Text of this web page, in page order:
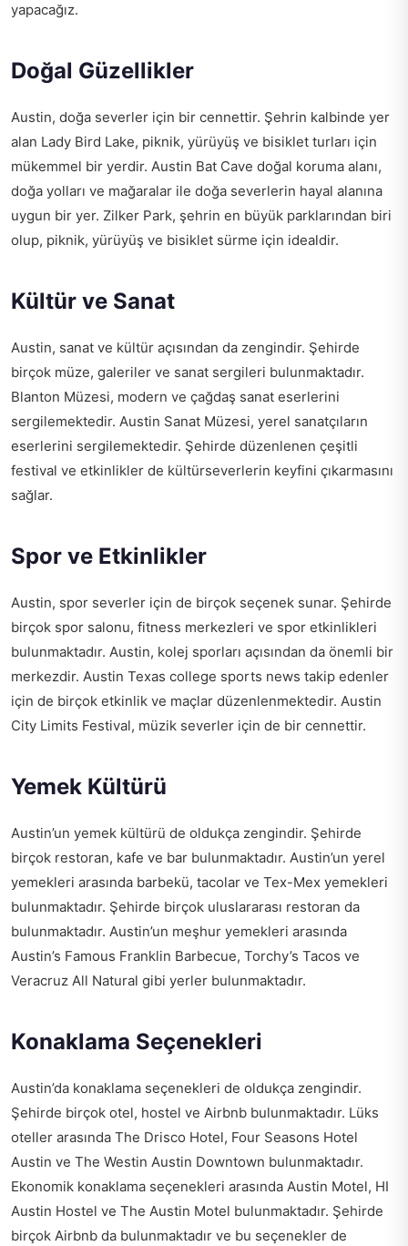
yapacağız.
Doğal Güzellikler
Austin, doğa severler için bir cennettir. Şehrin kalbinde yer
alan Lady Bird Lake, piknik, yürüyüş ve bisiklet turları için
mükemmel bir yerdir. Austin Bat Cave doğal koruma alanı,
doğa yolları ve mağaralar ile doğa severlerin hayal alanına
uygun bir yer. Zilker Park, şehrin en büyük parklarından biri
olup, piknik, yürüyüş ve bisiklet sürme için idealdir.
Kültür ve Sanat
Austin, sanat ve kültür açısından da zengindir. Şehirde
birçok müze, galeriler ve sanat sergileri bulunmaktadır.
Blanton Müzesi, modern ve çağdaş sanat eserlerini
sergilemektedir. Austin Sanat Müzesi, yerel sanatçıların
eserlerini sergilemektedir. Şehirde düzenlenen çeşitli
festival ve etkinlikler de kültürseverlerin keyfini çıkarmasını
sağlar.
Spor ve Etkinlikler
Austin, spor severler için de birçok seçenek sunar. Şehirde
birçok spor salonu, fitness merkezleri ve spor etkinlikleri
bulunmaktadır. Austin, kolej sporları açısından da önemli bir
merkezdir. Austin Texas college sports news takip edenler
için de birçok etkinlik ve maçlar düzenlenmektedir. Austin
City Limits Festival, müzik severler için de bir cennettir.
Yemek Kültürü
Austin’un yemek kültürü de oldukça zengindir. Şehirde
birçok restoran, kafe ve bar bulunmaktadır. Austin’un yerel
yemekleri arasında barbekü, tacolar ve Tex-Mex yemekleri
bulunmaktadır. Şehirde birçok uluslararası restoran da
bulunmaktadır. Austin’un meşhur yemekleri arasında
Austin’s Famous Franklin Barbecue, Torchy’s Tacos ve
Veracruz All Natural gibi yerler bulunmaktadır.
Konaklama Seçenekleri
Austin’da konaklama seçenekleri de oldukça zengindir.
Şehirde birçok otel, hostel ve Airbnb bulunmaktadır. Lüks
oteller arasında The Drisco Hotel, Four Seasons Hotel
Austin ve The Westin Austin Downtown bulunmaktadır.
Ekonomik konaklama seçenekleri arasında Austin Motel, HI
Austin Hostel ve The Austin Motel bulunmaktadır. Şehirde
birçok Airbnb da bulunmaktadır ve bu seçenekler de